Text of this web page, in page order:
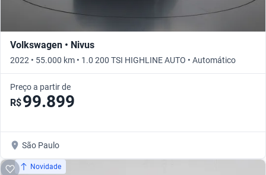
Volkswagen • Nivus
2022 • 55.000 km • 1.0 200 TSI HIGHLINE AUTO • Automático
Preço a partir de
R$99.899
São Paulo
Novidade